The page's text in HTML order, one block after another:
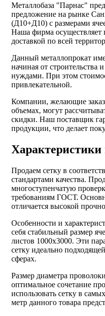
Металлобаза "Парнас"
предложение на рынке
(Д10+Д10) с размерами
Наша фирма осуществляет
доставкой по всей
Данный металлопрокат
начиная от строительства
нуждами. При этом
привлекательной.
Компании, желающие
объемах, могут
скидки. Наш поставщик
продукции, что делает
Продаем сетку в
стандартами качества.
многоступенчатую
требованиям ГОСТ.
отличается высокой
Особенности и
себя стабильный размер
листов 1000х3000. Эти
сетку идеально
сферах.
Размер диаметра
оптимальное сочетание
использовать сетку в
метр данного товара